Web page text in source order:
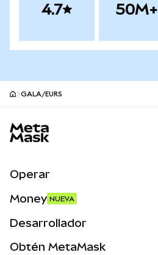
4.7 50M+
GALA/EURS
Operar
Activos del mundo real
Money NUEVA
Desarrollador
Obtén MetaMask